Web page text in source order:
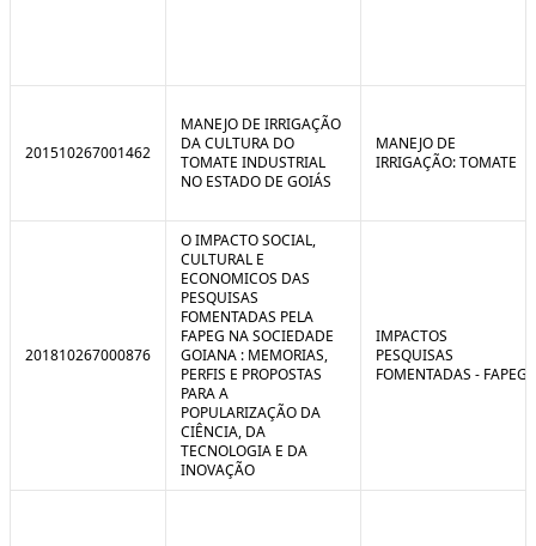
201510267001462
MANEJO DE IRRIGAÇÃO
DA CULTURA DO
TOMATE INDUSTRIAL
NO ESTADO DE GOIÁS
MANEJO DE
IRRIGAÇÃO: TOMATE
201810267000876
O IMPACTO SOCIAL,
CULTURAL E
ECONOMICOS DAS
PESQUISAS
FOMENTADAS PELA
FAPEG NA SOCIEDADE
GOIANA : MEMORIAS,
PERFIS E PROPOSTAS
PARA A
POPULARIZAÇÃO DA
CIÊNCIA, DA
TECNOLOGIA E DA
INOVAÇÃO
IMPACTOS
PESQUISAS
FOMENTADAS - FAPEG